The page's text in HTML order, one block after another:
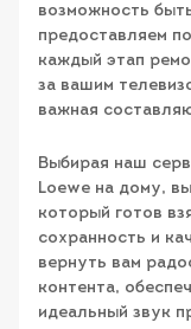
возможность
предоставляем
каждый этап
за вашим
важная
Выбирая наш
Loewe на дому,
который готов
сохранность и
вернуть вам
контента,
идеальный звук